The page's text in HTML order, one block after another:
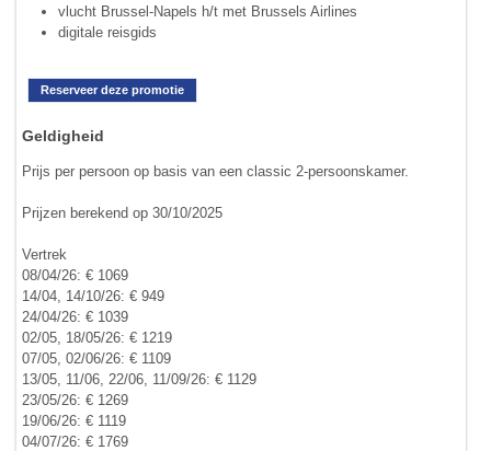
vlucht Brussel-Napels h/t met Brussels Airlines
digitale reisgids
Reserveer deze promotie
Geldigheid
Prijs per persoon op basis van een classic 2-persoonskamer.
Prijzen berekend op 30/10/2025
Vertrek
08/04/26: € 1069
14/04, 14/10/26: € 949
24/04/26: € 1039
02/05, 18/05/26: € 1219
07/05, 02/06/26: € 1109
13/05, 11/06, 22/06, 11/09/26: € 1129
23/05/26: € 1269
19/06/26: € 1119
04/07/26: € 1769